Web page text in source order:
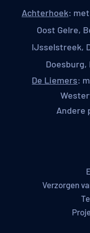
Achterhoek:
Oost Gelre,
IJsselstreek,
Doesburg,
De Liemers:
Andere
Verzorgen